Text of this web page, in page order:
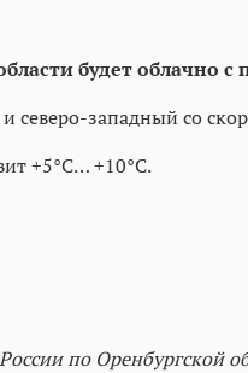
будет
северо-западный со
+5°C… +10°C.
по Оренбургской